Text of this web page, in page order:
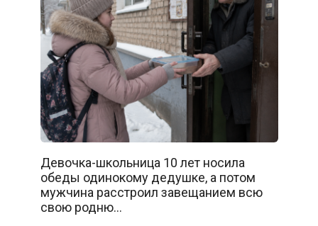
Девочка-школьница 10 лет носила
обеды одинокому дедушке, а потом
мужчина расстроил завещанием всю
свою родню…